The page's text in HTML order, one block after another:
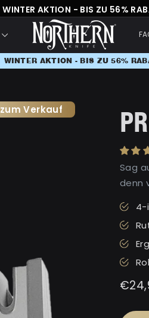
WINTER AKTION - BIS ZU 56%
WINTER AKTION - BIS ZU 56%
zum Verkauf
Sag
denn
4-